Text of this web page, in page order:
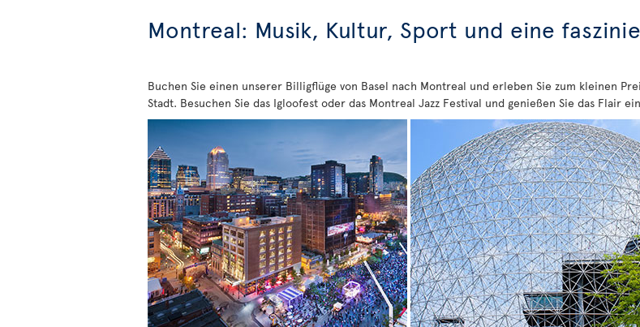
Montreal: Musik, Kultur, Sport und eine
Buchen Sie einen unserer Billigflüge von Basel nach Montreal und erleben Sie zum kleinen
Stadt. Besuchen Sie das Igloofest oder das Montreal Jazz Festival und genießen Sie das Flair